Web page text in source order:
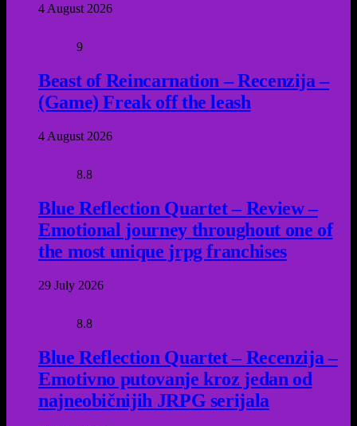
4 August 2026
9
Beast of Reincarnation – Recenzija –
(Game) Freak off the leash
4 August 2026
8.8
Blue Reflection Quartet – Review –
Emotional journey throughout one of
the most unique jrpg franchises
29 July 2026
8.8
Blue Reflection Quartet – Recenzija –
Emotivno putovanje kroz jedan od
najneobičnijih JRPG serijala